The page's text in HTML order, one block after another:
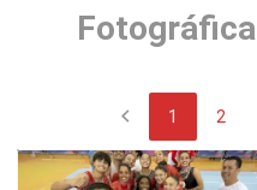
Fotográfica
chevron_left 1 2